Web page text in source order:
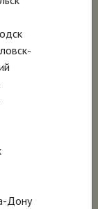
Любовь
Ньюэлла
рисунки
войн»
искра
семьи
Дону